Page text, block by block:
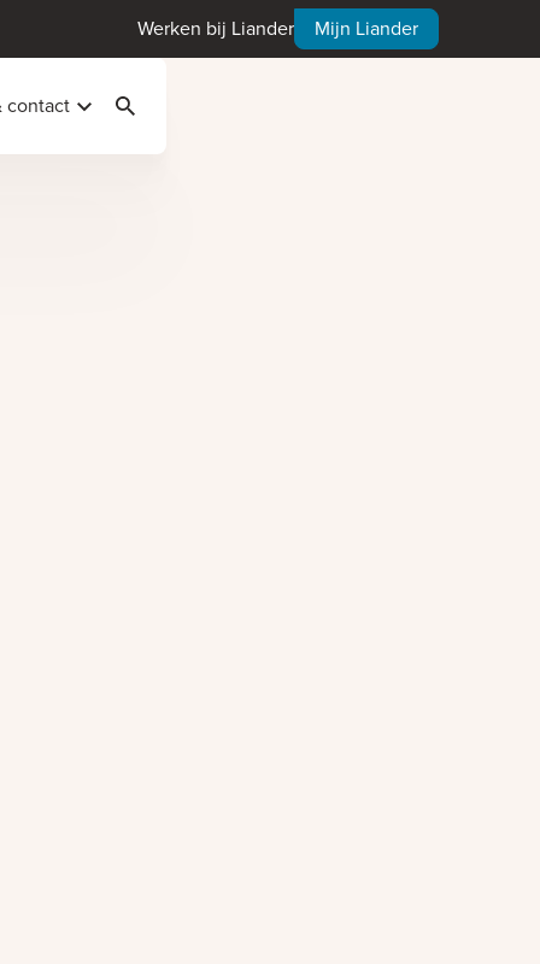
Werken bij Liander Mijn Liander
contact Zoeken